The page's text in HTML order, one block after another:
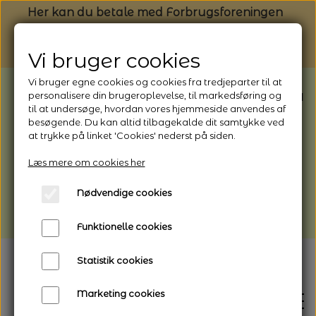
Her kan du betale med Forbrugsforeningen
BEMÆRK: Butikken har ferielukket* fra
1/8 - 9/8 - 2026
*Webshoppen er åben og sender hele
afhentning
Vi gør opmærksom på, at der kan være lidt
længere leveringstid
Vi bruger cookies
Vi bruger egne cookies og cookies fra tredjeparter til at
personalisere din brugeroplevelse, til markedsføring og
til at undersøge, hvordan vores hjemmeside anvendes af
besøgende. Du kan altid tilbagekalde dit samtykke ved
at trykke på linket 'Cookies' nederst på siden.
Læs mere om cookies her
Nødvendige cookies
Funktionelle cookies
Statistik cookies
Marketing cookies